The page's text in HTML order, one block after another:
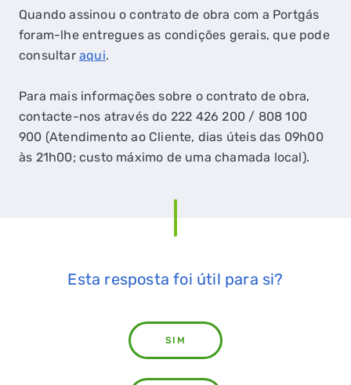
Quando assinou o contrato de obra com a Portgás
foram-lhe entregues as condições gerais, que pode
consultar aqui.
Para mais informações sobre o contrato de obra,
contacte-nos através do 222 426 200 / 808 100
900 (Atendimento ao Cliente, dias úteis das 09h00
às 21h00; custo máximo de uma chamada local).
Esta resposta foi útil para si?
SIM